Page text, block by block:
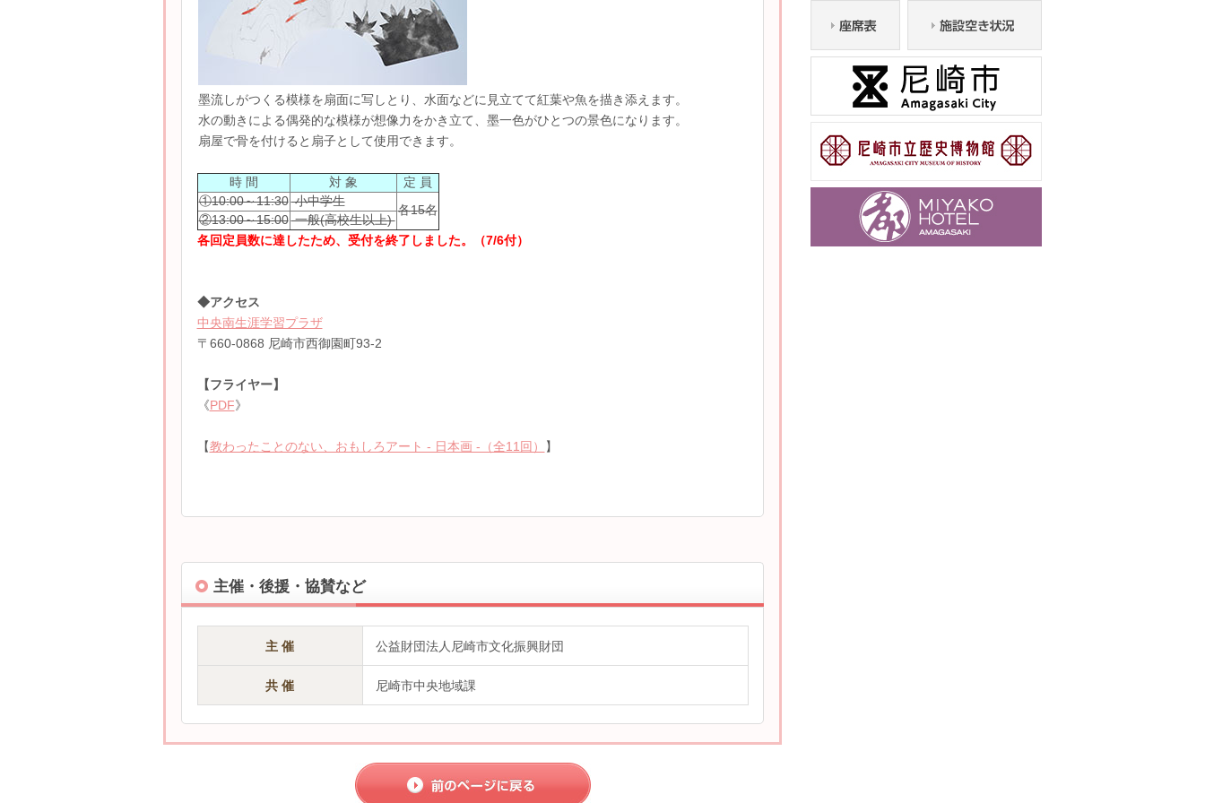
墨流しがつくる模様を扇面に写しとり、水面などに見立てて紅葉や魚を描き添えます。
水の動きによる偶発的な模様が想像力をかき立て、墨一色がひとつの景色になります。
扇屋で骨を付けると扇子として使用できます。
時 間 対 象
定 員
①10:00～11:30小中学生
各15名
②13:00～15:00一般(高校生以上)
各回定員数に達したため、受付を終了しました。（7/6付）
◆アクセス
中央南生涯学習プラザ
〒660-0868 尼崎市西御園町93-2
【フライヤー】
《PDF》
【教わったことのない、おもしろアート - 日本画 -（全11回） 】
主催・後援・協賛など
主 催 公益財団法人尼崎市文化振興財団
共 催 尼崎市中央地域課